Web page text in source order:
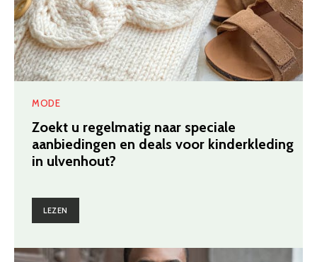
MODE
Zoekt u regelmatig naar speciale
aanbiedingen en deals voor kinderkleding
in ulvenhout?
LEZEN